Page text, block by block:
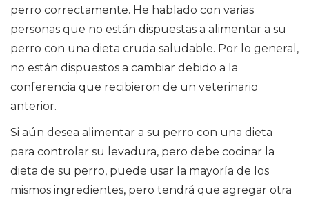
perro correctamente. He hablado con varias
personas que no están dispuestas a alimentar a su
perro con una dieta cruda saludable. Por lo general,
no están dispuestos a cambiar debido a la
conferencia que recibieron de un veterinario
anterior.
Si aún desea alimentar a su perro con una dieta
para controlar su levadura, pero debe cocinar la
dieta de su perro, puede usar la mayoría de los
mismos ingredientes, pero tendrá que agregar otra